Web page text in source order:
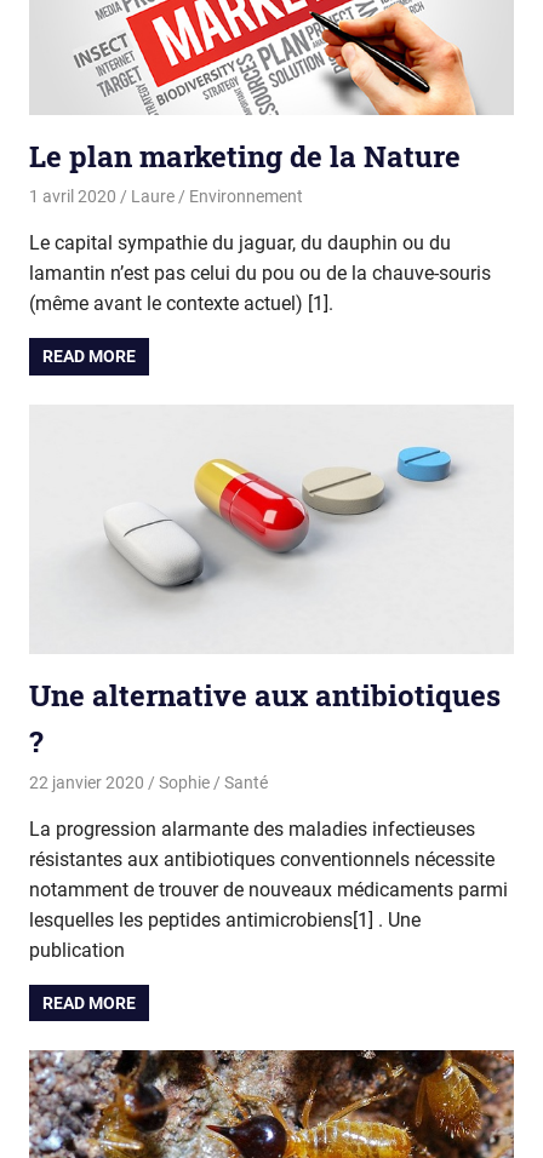
Le plan marketing de la Nature
1 avril 2020 Laure Environnement
Le capital sympathie du jaguar, du dauphin ou du
lamantin n’est pas celui du pou ou de la chauve-souris
(même avant le contexte actuel) [1].
READ MORE
Une alternative aux antibiotiques
?
22 janvier 2020 Sophie Santé
La progression alarmante des maladies infectieuses
résistantes aux antibiotiques conventionnels nécessite
notamment de trouver de nouveaux médicaments parmi
lesquelles les peptides antimicrobiens[1] . Une
publication
READ MORE